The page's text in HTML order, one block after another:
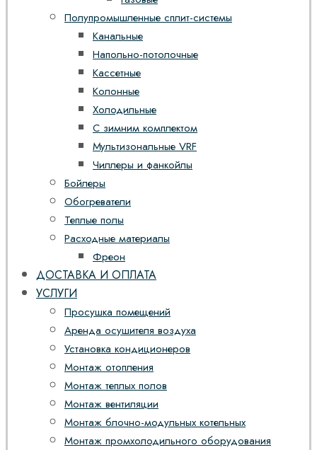
Полупромышленные сплит-системы
Канальные
Напольно-потолочные
Кассетные
Колонные
Холодильные
С зимним комплектом
Мультизональные VRF
Чиллеры и фанкойлы
Бойлеры
Обогреватели
Теплые полы
Расходные материалы
Фреон
ДОСТАВКА И ОПЛАТА
УСЛУГИ
Просушка помещений
Аренда осушителя воздуха
Установка кондиционеров
Монтаж отопления
Монтаж теплых полов
Монтаж вентиляции
Монтаж блочно-модульных котельных
Монтаж промхолодильного оборудования